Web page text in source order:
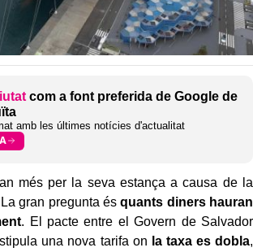
com a font preferida de Google de
amb les últimes notícies d'actualitat
més per la seva estança a causa de la
gran pregunta ésquants diners hauran
. El pacte entre el Govern de Salvador
una nova tarifa on la taxa es dobla,